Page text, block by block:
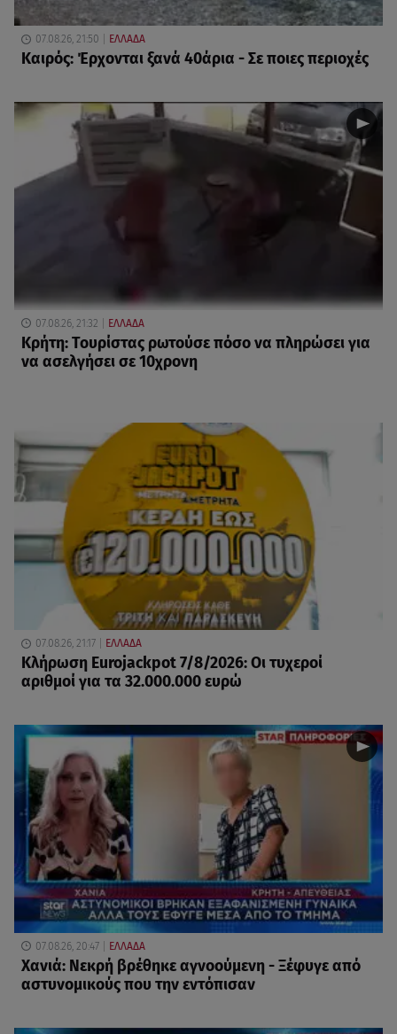
07.08.26, 21:50 ΕΛΛΑΔΑ
Καιρός: Έρχονται ξανά 40άρια - Σε ποιες περιοχές
07.08.26, 21:32 ΕΛΛΑΔΑ
Κρήτη: Τουρίστας ρωτούσε πόσο να πληρώσει για
να ασελγήσει σε 10χρονη
07.08.26, 21:17 ΕΛΛΑΔΑ
Κλήρωση Eurojackpot 7/8/2026: Οι τυχεροί
αριθμοί για τα 32.000.000 ευρώ
07.08.26, 20:47 ΕΛΛΑΔΑ
Χανιά: Νεκρή βρέθηκε αγνοούμενη - Ξέφυγε από
αστυνομικούς που την εντόπισαν